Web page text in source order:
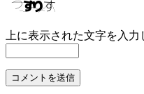
上に表示された文字を入力